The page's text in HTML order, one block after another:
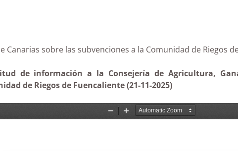
Canarias sobre las subvenciones a la Comunidad de
de información a la Consejería de Agricultura,
de Riegos de Fuencaliente (21-11-2025)